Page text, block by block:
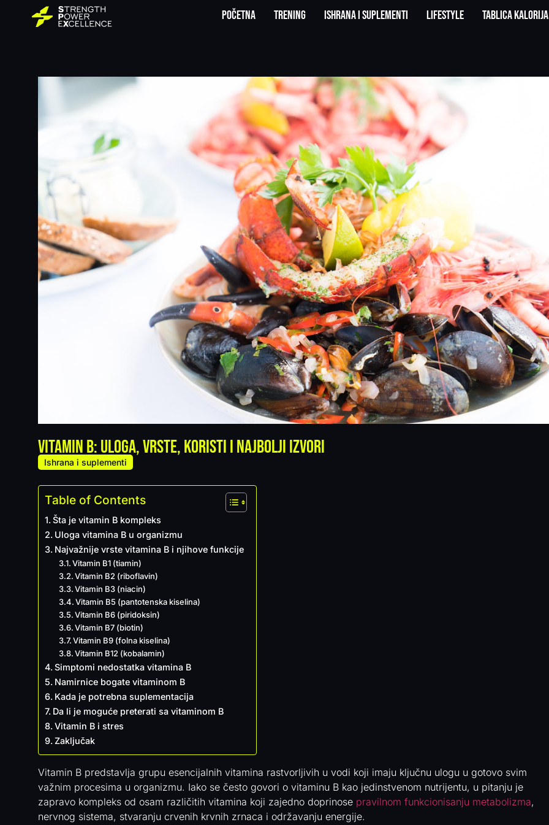
Početna Trening Ishrana i suplementi Lifestyle Tablica kalorija
Vitamin B: uloga, vrste, koristi i najbolji izvori
Ishrana i suplementi
Table of Contents
Šta je vitamin B kompleks
Uloga vitamina B u organizmu
Najvažnije vrste vitamina B i njihove funkcije
Vitamin B1 (tiamin)
Vitamin B2 (riboflavin)
Vitamin B3 (niacin)
Vitamin B5 (pantotenska kiselina)
Vitamin B6 (piridoksin)
Vitamin B7 (biotin)
Vitamin B9 (folna kiselina)
Vitamin B12 (kobalamin)
Simptomi nedostatka vitamina B
Namirnice bogate vitaminom B
Kada je potrebna suplementacija
Da li je moguće preterati sa vitaminom B
Vitamin B i stres
Zaključak
Vitamin B predstavlja grupu esencijalnih vitamina rastvorljivih u vodi koji imaju ključnu ulogu u gotovo svim
važnim procesima u organizmu. Iako se često govori o vitaminu B kao jedinstvenom nutrijentu, u pitanju je
zapravo kompleks od osam različitih vitamina koji zajedno doprinose pravilnom funkcionisanju metabolizma,
nervnog sistema, stvaranju crvenih krvnih zrnaca i održavanju energije.